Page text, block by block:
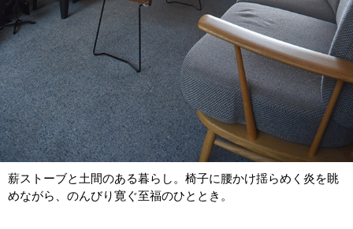
薪ストーブと土間のある暮らし。椅子に腰かけ揺らめく炎を眺
めながら、のんびり寛ぐ至福のひととき。